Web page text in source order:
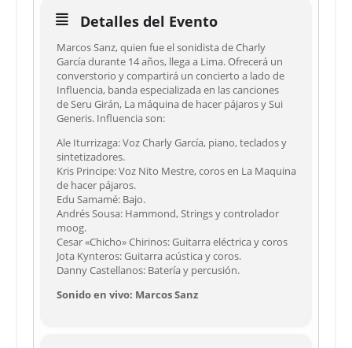
Detalles del Evento
Marcos Sanz, quien fue el sonidista de Charly
García durante 14 años, llega a Lima. Ofrecerá un
converstorio y compartirá un concierto a lado de
Influencia, banda especializada en las canciones
de Seru Girán, La máquina de hacer pájaros y Sui
Generis. Influencia son:
Ale Iturrizaga: Voz Charly García, piano, teclados y
sintetizadores.
Kris Principe: Voz Nito Mestre, coros en La Maquina
de hacer pájaros.
Edu Samamé: Bajo.
Andrés Sousa: Hammond, Strings y controlador
moog.
Cesar «Chicho» Chirinos: Guitarra eléctrica y coros
Jota Kynteros: Guitarra acústica y coros.
Danny Castellanos: Batería y percusión.
Sonido en vivo: Marcos Sanz